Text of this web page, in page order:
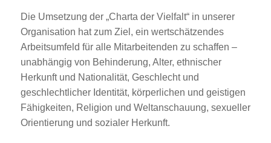
Die Umsetzung der „Charta der Vielfalt“ in unserer
Organisation hat zum Ziel, ein wertschätzendes
Arbeitsumfeld für alle Mitarbeitenden zu schaffen –
unabhängig von Behinderung, Alter, ethnischer
Herkunft und Nationalität, Geschlecht und
geschlechtlicher Identität, körperlichen und geistigen
Fähigkeiten, Religion und Weltanschauung, sexueller
Orientierung und sozialer Herkunft.